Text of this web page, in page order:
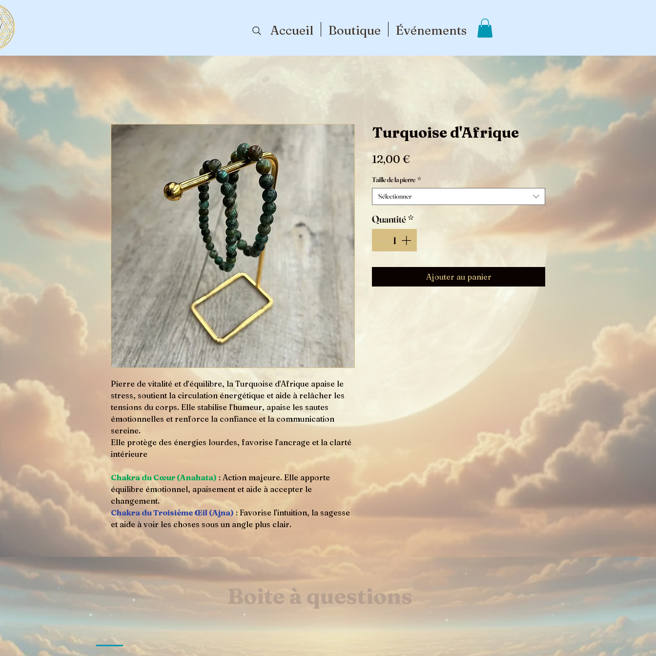
Accueil Boutique Événements
Pierre de vitalité et d’équilibre, la Turquoise d’Afrique apaise le
stress, soutient la circulation énergétique et aide à relâcher les
tensions du corps. Elle stabilise l’humeur, apaise les sautes
émotionnelles et renforce la confiance et la communication
sereine.
Elle protège des énergies lourdes, favorise l’ancrage et la clarté
intérieure
Chakra du Cœur (Anahata) : Action majeure. Elle apporte
équilibre émotionnel, apaisement et aide à accepter le
changement.
Chakra du Troisième Œil (Ajna) : Favorise l'intuition, la sagesse
et aide à voir les choses sous un angle plus clair.
Turquoise d'Afrique
12,00 €Prix
Taille de la pierre *
Sélectionner
Quantité*
Ajouter au panier
Boite à questions